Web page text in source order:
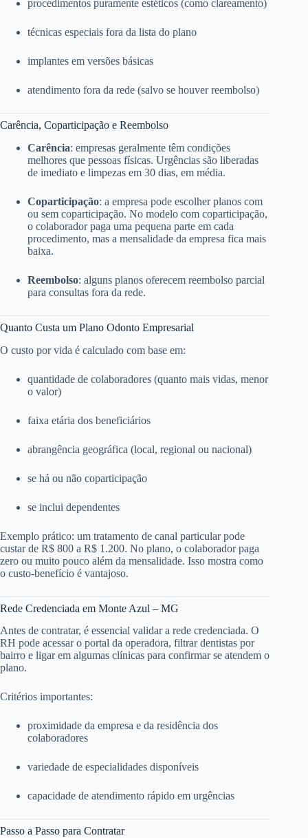
procedimentos puramente estéticos (como clareamento)
técnicas especiais fora da lista do plano
implantes em versões básicas
atendimento fora da rede (salvo se houver reembolso)
Carência, Coparticipação e Reembolso
Carência: empresas geralmente têm condições
melhores que pessoas físicas. Urgências são liberadas
de imediato e limpezas em 30 dias, em média.
Coparticipação: a empresa pode escolher planos com
ou sem coparticipação. No modelo com coparticipação,
o colaborador paga uma pequena parte em cada
procedimento, mas a mensalidade da empresa fica mais
baixa.
Reembolso: alguns planos oferecem reembolso parcial
para consultas fora da rede.
Quanto Custa um Plano Odonto Empresarial
O custo por vida é calculado com base em:
quantidade de colaboradores (quanto mais vidas, menor
o valor)
faixa etária dos beneficiários
abrangência geográfica (local, regional ou nacional)
se há ou não coparticipação
se inclui dependentes
Exemplo prático: um tratamento de canal particular pode
custar de R$ 800 a R$ 1.200. No plano, o colaborador paga
zero ou muito pouco além da mensalidade. Isso mostra como
o custo-benefício é vantajoso.
Rede Credenciada em Monte Azul – MG
Antes de contratar, é essencial validar a rede credenciada. O
RH pode acessar o portal da operadora, filtrar dentistas por
bairro e ligar em algumas clínicas para confirmar se atendem o
plano.
Critérios importantes:
proximidade da empresa e da residência dos
colaboradores
variedade de especialidades disponíveis
capacidade de atendimento rápido em urgências
Passo a Passo para Contratar